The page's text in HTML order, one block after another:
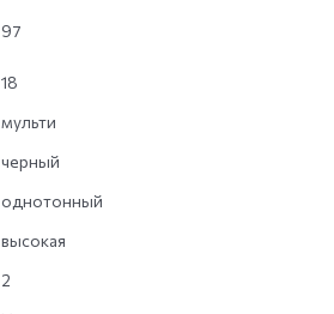
97
18
мульти
черный
однотонный
высокая
2